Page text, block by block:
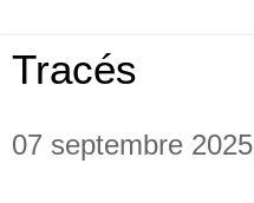
Tracés
07 septembre 2025